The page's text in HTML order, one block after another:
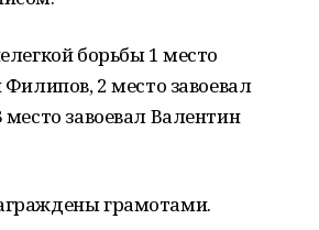
борьбы 1 место
Филипов, 2 место завоевал
завоевал Валентин
грамотами.